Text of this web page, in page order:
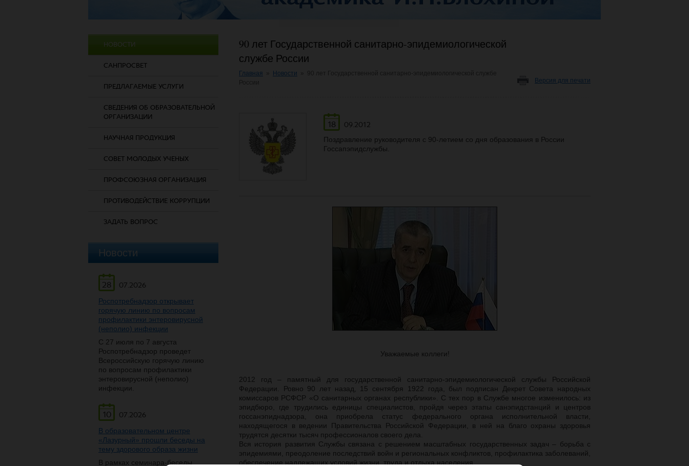
НОВОСТИ
САНПРОСВЕТ
ПРЕДЛАГАЕМЫЕ УСЛУГИ
СВЕДЕНИЯ ОБ ОБРАЗОВАТЕЛЬНОЙ
ОРГАНИЗАЦИИ
НАУЧНАЯ ПРОДУКЦИЯ
СОВЕТ МОЛОДЫХ УЧЕНЫХ
ПРОФСОЮЗНАЯ ОРГАНИЗАЦИЯ
ПРОТИВОДЕЙСТВИЕ КОРРУПЦИИ
ЗАДАТЬ ВОПРОС
Новости
28
07.2026
Роспотребнадзор открывает
горячую линию по вопросам
профилактики энтеровирусной
(неполио) инфекции
С 27 июля по 7 августа
Роспотребнадзор проведет
Всероссийскую горячую линию
по вопросам профилактики
энтеровирусной (неполио)
инфекции.
10
07.2026
В образовательном центре
«Лазурный» прошли беседы на
тему здорового образа жизни
В рамках семинара-беседы
90 лет Государственной санитарно-эпидемиологической
службе России
Главная Новости
Версия для печати
18
09.2012
Поздравление руководителя с 90-летием со дня образования в России
Госсапэпидслужбы.
Уважаемые коллеги!
2012 год – памятный для государственной санитарно-эпидемиологической службы Российской
Федерации. Ровно 90 лет назад, 15 сентября 1922 года, был подписан Декрет Совета народных
комиссаров РСФСР «О санитарных органах республики». С тех пор в Службе многое изменилось: из
эпидбюро, где трудились единицы специалистов, пройдя через этапы санэпидстанций и центров
госсанэпиднадзора, она приобрела статус федерального органа исполнительной власти,
находящегося в ведении Правительства Российской Федерации, в ней на благо охраны здоровья
трудятся десятки тысяч профессионалов своего дела.
Вся история развития Службы связана с решением масштабных государственных задач – борьба с
эпидемиями, преодоление последствий войн и региональных конфликтов, профилактика заболеваний,
обеспечение надлежащих условий жизни, труда и отдыха населения.